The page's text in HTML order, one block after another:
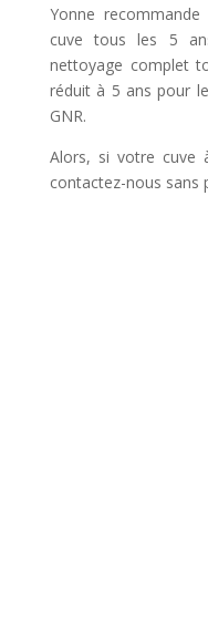
Yonne
cuve tous les 5
nettoyage complet
réduit à 5 ans pour
GNR.
Alors, si votre cuve
contactez-nous sans